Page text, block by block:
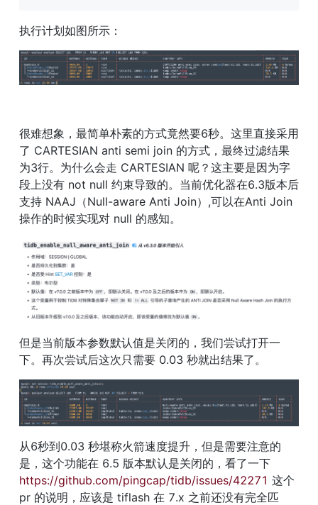
执行计划如图所示：
很难想象，最简单朴素的方式竟然要6秒。这里直接采用
了 CARTESIAN anti semi join 的方式，最终过滤结果
为3行。为什么会走 CARTESIAN 呢？这主要是因为字
段上没有 not null 约束导致的。当前优化器在6.3版本后
支持 NAAJ（Null-aware Anti Join）,可以在Anti Join
操作的时候实现对 null 的感知。
但是当前版本参数默认值是关闭的，我们尝试打开一
下。再次尝试后这次只需要 0.03 秒就出结果了。
从6秒到0.03 秒堪称火箭速度提升，但是需要注意的
是，这个功能在 6.5 版本默认是关闭的，看了一下
https://github.com/pingcap/tidb/issues/42271 这个
pr 的说明，应该是 tiflash 在 7.x 之前还没有完全匹